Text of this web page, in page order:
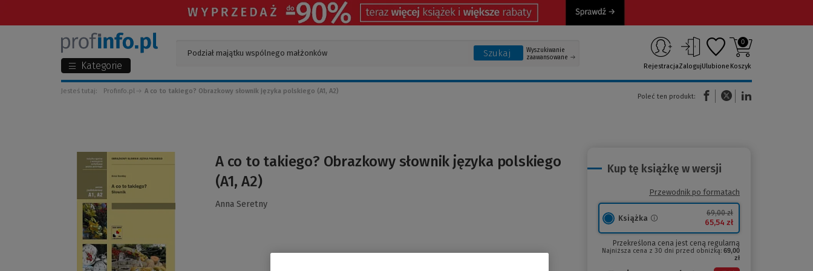
Kategorie
Szukaj
Wyszukiwanie
zaawansowane
RejestracjaZalogujUlubione
0
Koszyk
Jesteś tutaj: Profinfo.pl A co to takiego? Obrazkowy słownik języka polskiego (A1, A2)
Poleć ten produkt:
(Nowe okno)(Link do innej strony)
A co to takiego? Obrazkowy słownik języka polskiego
(A1, A2)
Anna Seretny
Kup tę książkę w wersji
Przewodnik po formatach
Książka
69,00 zł
65,54 zł
Przekreślona cena jest ceną regularną
Najniższa cena z 30 dni przed obniżką: 69,00
zł